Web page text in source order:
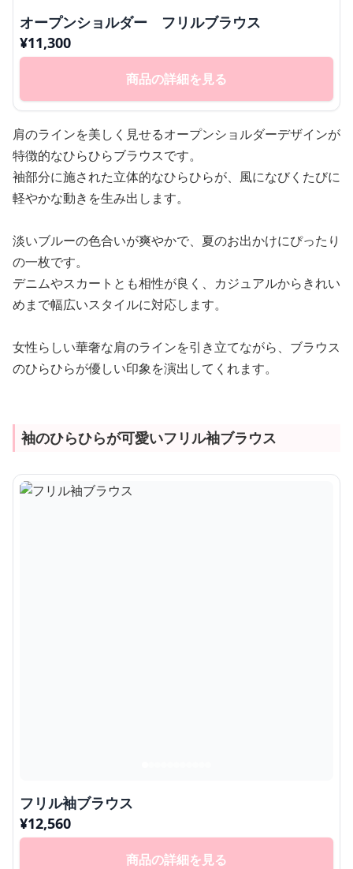
オープンショルダー フリルブラウス
¥11,300
商品の詳細を見る
肩のラインを美しく見せるオープンショルダーデザインが
特徴的なひらひらブラウスです。
袖部分に施された立体的なひらひらが、風になびくたびに
軽やかな動きを生み出します。
淡いブルーの色合いが爽やかで、夏のお出かけにぴったり
の一枚です。
デニムやスカートとも相性が良く、カジュアルからきれい
めまで幅広いスタイルに対応します。
女性らしい華奢な肩のラインを引き立てながら、ブラウス
のひらひらが優しい印象を演出してくれます。
袖のひらひらが可愛いフリル袖ブラウス
フリル袖ブラウス
¥12,560
商品の詳細を見る